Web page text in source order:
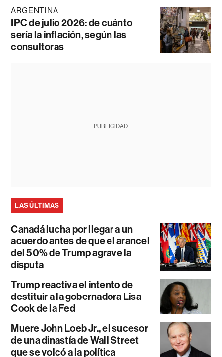
ARGENTINA
IPC de julio 2026: de cuánto
sería la inflación, según las
consultoras
PUBLICIDAD
LAS ÚLTIMAS
Canadá lucha por llegar a un
acuerdo antes de que el arancel
del 50% de Trump agrave la
disputa
Trump reactiva el intento de
destituir a la gobernadora Lisa
Cook de la Fed
Muere John Loeb Jr., el sucesor
de una dinastía de Wall Street
que se volcó a la política